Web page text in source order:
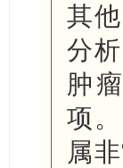
其
分
肿
项
属